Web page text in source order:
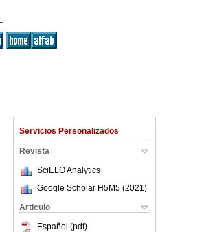
Servicios Personalizados
Revista
SciELO Analytics
Google Scholar H5M5 (2021 )
Articulo
Español (pdf)